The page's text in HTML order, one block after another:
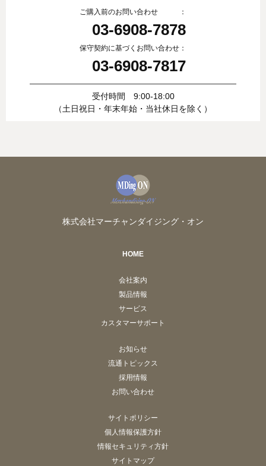
ご購入前のお問い合わせ ：
03-6908-7878
保守契約に基づくお問い合わせ：
03-6908-7817
受付時間 9:00-18:00
（土日祝日・年末年始・当社休日を除く）
株式会社マーチャンダイジング・オン
HOME
会社案内
製品情報
サービス
カスタマーサポート
お知らせ
流通トピックス
採用情報
お問い合わせ
サイトポリシー
個人情報保護方針
情報セキュリティ方針
サイトマップ